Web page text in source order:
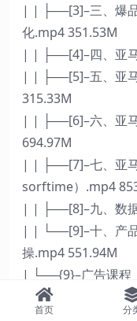
| | ├──[3]–三、爆
化.mp4 351.53M
| | ├──[4]–四、亚
| | ├──[5]–五、亚
315.33M
| | ├──[6]–六、亚
694.97M
| | ├──[7]–七、亚马
sorftime）.mp4
| | ├──[8]–九、数
| | └──[9]–十、产
操.mp4 551.94M
| └──{9}–广告课程
| | ├──[1]–一、如
首页 分